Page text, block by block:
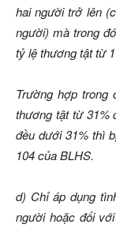
hai người trở lên
người) mà trong
tỷ lệ thương tật từ
Trường hợp
thương tật từ 31%
đều dưới 31% thì
104 của BLHS.
d) Chỉ áp dụng
người hoặc đối